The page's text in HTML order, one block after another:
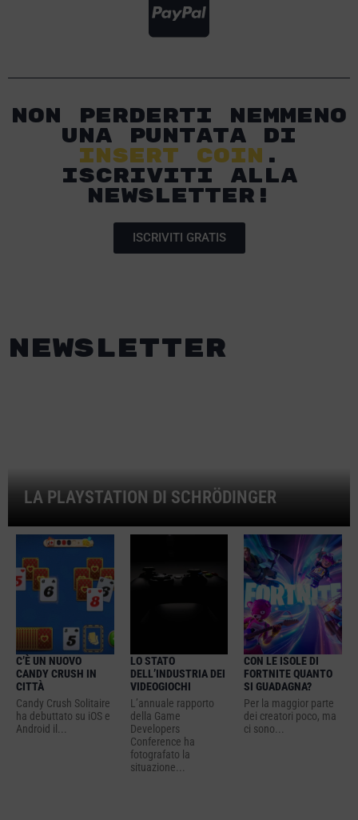
Newsletter
LA PLAYSTATION DI SCHRÖDINGER
C’È UN NUOVO
CANDY CRUSH IN
CITTÀ
Candy Crush Solitaire
ha debuttato su iOS e
Android il...
LO STATO
DELL’INDUSTRIA DEI
VIDEOGIOCHI
L’annuale rapporto
della Game
Developers
Conference ha
fotografato la
situazione...
CON LE ISOLE DI
FORTNITE QUANTO
SI GUADAGNA?
Per la maggior parte
dei creatori poco, ma
ci sono...
Non perderti nemmeno
una puntata di
Insert Coin .
iscriviti alla
newsletter!
ISCRIVITI GRATIS